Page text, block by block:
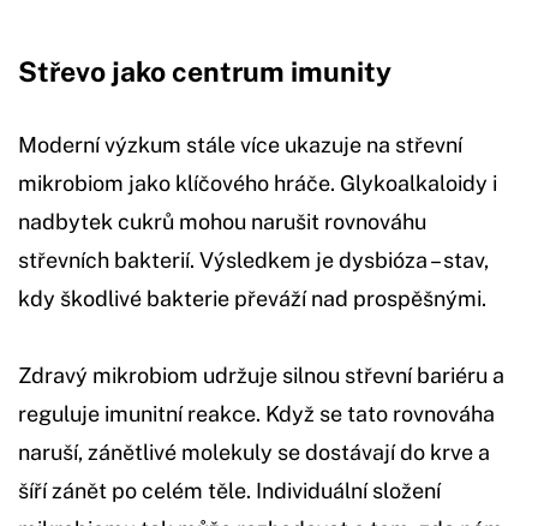
Střevo jako centrum imunity
Moderní výzkum stále více ukazuje na střevní
mikrobiom jako klíčového hráče. Glykoalkaloidy i
nadbytek cukrů mohou narušit rovnováhu
střevních bakterií. Výsledkem je dysbióza – stav,
kdy škodlivé bakterie převáží nad prospěšnými.
Zdravý mikrobiom udržuje silnou střevní bariéru a
reguluje imunitní reakce. Když se tato rovnováha
naruší, zánětlivé molekuly se dostávají do krve a
šíří zánět po celém těle. Individuální složení